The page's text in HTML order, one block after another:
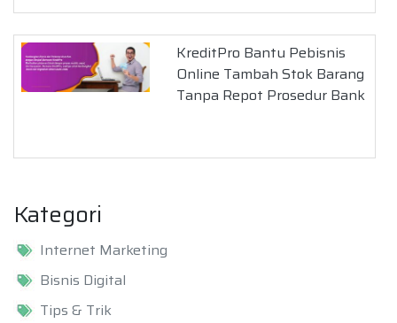
KreditPro Bantu Pebisnis
Online Tambah Stok Barang
Tanpa Repot Prosedur Bank
Kategori
Internet Marketing
Bisnis Digital
Tips & Trik